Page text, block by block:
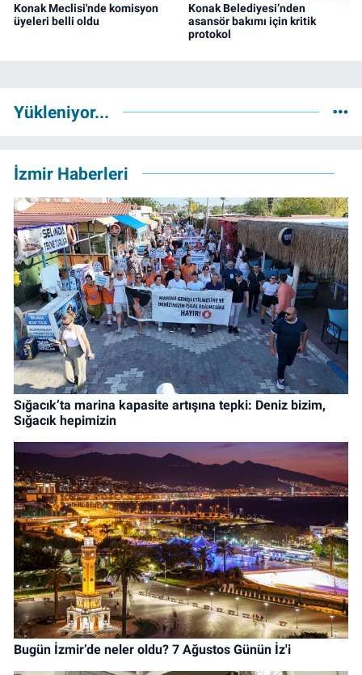
Konak Meclisi'nde komisyon
üyeleri belli oldu
Konak Belediyesi’nden
asansör bakımı için kritik
protokol
Yükleniyor...
İzmir Haberleri
Sığacık’ta marina kapasite artışına tepki: Deniz bizim,
Sığacık hepimizin
Bugün İzmir’de neler oldu? 7 Ağustos Günün İz'i